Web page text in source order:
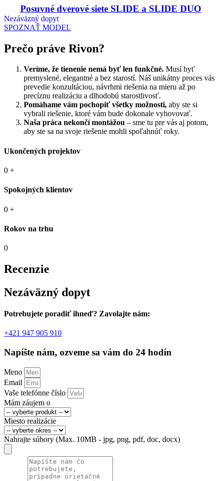
Posuvné dverové siete SLIDE a SLIDE DUO
Nezáväzný dopyt
SPOZNAŤ MODEL
Prečo práve Rivon?
Veríme, že tienenie nemá byť len funkčné. Musí byť
premyslené, elegantné a bez starostí. Náš unikátny proces vás
prevedie konzultáciou, návrhmi riešenia na mieru až po
precíznu realizáciu a dlhodobú starostlivosť.
Pomáhame vám pochopiť všetky možnosti, aby ste si
vybrali riešenie, ktoré vám bude dokonale vyhovovať.
Naša práca nekončí montážou – sme tu pre vás aj potom,
aby ste sa na svoje riešenie mohli spoľahnúť roky.
Ukončených projektov
0 +
Spokojných klientov
0 +
Rokov na trhu
0
Recenzie
Nezáväzný dopyt
Potrebujete poradiť ihneď? Zavolajte nám:
+421 947 905 910
Napíšte nám, ozveme sa vám do 24 hodín
Meno
Email
Vaše telefónne číslo
Mám záujem o
Miesto realizácie
Nahrajte súbory (Max. 10MB - jpg, png, pdf, doc, docx)